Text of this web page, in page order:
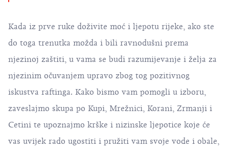
Kada iz prve ruke doživite moć i ljepotu rijeke, ako ste
do toga trenutka možda i bili ravnodušni prema
njezinoj zaštiti, u vama se budi razumijevanje i želja za
njezinim očuvanjem upravo zbog tog pozitivnog
iskustva raftinga. Kako bismo vam pomogli u izboru,
zaveslajmo skupa po Kupi, Mrežnici, Korani, Zrmanji i
Cetini te upoznajmo krške i nizinske ljepotice koje će
vas uvijek rado ugostiti i pružiti vam svoje vode i obale,